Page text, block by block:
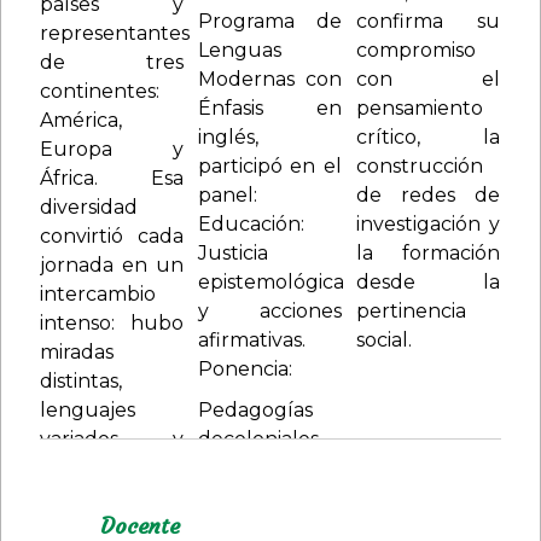
representantes
de tres
continentes:
América,
Europa y
África. Esa
diversidad
convirtió cada
jornada en un
intercambio
intenso: hubo
miradas
distintas,
Programa de
Lenguas
Modernas con
Énfasis en
inglés,
participó en el
panel:
Educación:
Justicia
epistemológica
y acciones
afirmativas.
Ponencia:
confirma su
compromiso
con el
pensamiento
crítico, la
construcción
de redes de
investigación y
la formación
desde la
pertinencia
social.
Docente